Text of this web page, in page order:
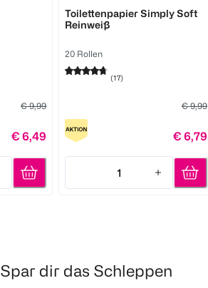
€ 9,99
€ 6,49
Toilettenpapier Simply Soft
Reinweiß
20 Rollen
(17)
€ 9,99
€ 6,79
1
Quantity: 1
Spar dir das Schleppen